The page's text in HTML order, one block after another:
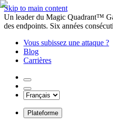
Skip to main content
Un leader du Magic Quadrant™
des endpoints. Six années
Vous subissez une attaque ?
Blog
Carrières
Plateforme